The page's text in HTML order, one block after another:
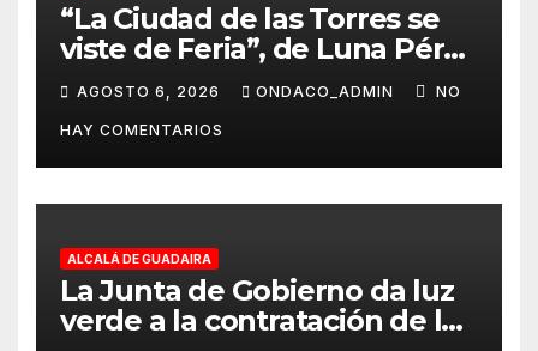
“La Ciudad de las Torres se
viste de Feria”, de Luna Pérez
Flores, cartel anunciador de
la Real Feria de Écija 2026
AGOSTO 6, 2026 ONDACO_ADMIN NO
HAY COMENTARIOS
ALCALÁ DE GUADAIRA
La Junta de Gobierno da luz
verde a la contratación de las